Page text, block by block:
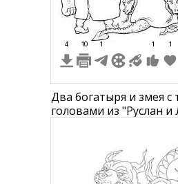
4 10 1 1 1
Два богатыря и змея с
головами из "Руслан